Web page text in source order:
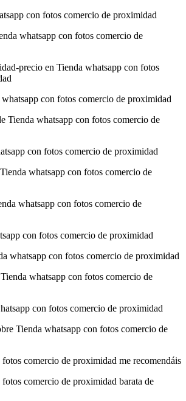
con fotos comercio de proximidad
whatsapp con fotos comercio de
precio en Tienda whatsapp con fotos
con fotos comercio de proximidad
Tienda whatsapp con fotos comercio de
con fotos comercio de proximidad
whatsapp con fotos comercio de
whatsapp con fotos comercio de
con fotos comercio de proximidad
whatsapp con fotos comercio de proximidad
whatsapp con fotos comercio de
con fotos comercio de proximidad
Tienda whatsapp con fotos comercio de
comercio de proximidad me recomendáis
comercio de proximidad barata de